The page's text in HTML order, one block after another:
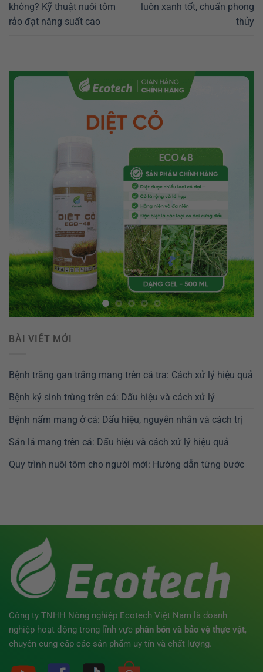
không? Kỹ thuật nuôi tôm
rảo đạt năng suất cao
luôn xanh tốt, chuẩn phong
thủy
BÀI VIẾT MỚI
Bệnh trắng gan trắng mang trên cá tra: Cách xử lý hiệu quả
Bệnh ký sinh trùng trên cá: Dấu hiệu và cách xử lý
Bệnh nấm mang ở cá: Dấu hiệu, nguyên nhân và cách trị
Sán lá mang trên cá: Dấu hiệu và cách xử lý hiệu quả
Quy trình nuôi tôm cho người mới: Hướng dẫn từng bước
Công ty TNHH Nông nghiệp Ecotech Việt Nam là doanh
nghiệp hoạt động trong lĩnh vực phân bón và bảo vệ thực vật,
chuyên cung cấp các sản phẩm uy tín và chất lượng.